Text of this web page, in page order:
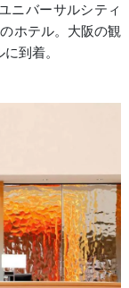
ニバーサルシティ
ホテル。大阪の観
到着。